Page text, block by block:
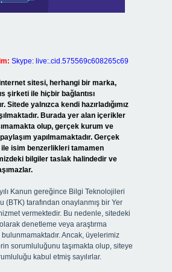
Skype: live:.cid.575569c608265c69
sitesi, herhangi bir marka,
şirketi ile hiçbir bağlantısı
Sitede yalnızca kendi hazırladığımız
Burada yer alan içerikler
olup, gerçek kurum ve
yapılmamaktadır. Gerçek
isim benzerlikleri tamamen
bilgiler taslak halindedir ve
Kanun gereğince Bilgi Teknolojileri
(BTK) tarafından onaylanmış bir Yer
vermektedir. Bu nedenle, sitedeki
denetleme veya araştırma
Ancak, üyelerimiz
sorumluluğunu taşımakta olup, siteye
kabul etmiş sayılırlar.